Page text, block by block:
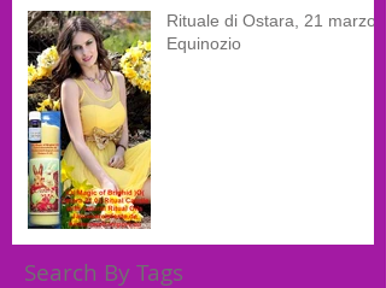
Rituale di Ostara, 21 marzo,
Equinozio
Search By Tags